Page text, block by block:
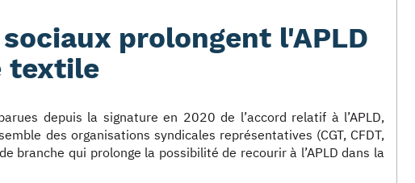
prolongent l'APLD
textile
depuis la signature en 2020 de l’accord relatif à l’APLD,
des organisations syndicales représentatives (CGT, CFDT,
branche qui prolonge la possibilité de recourir à l’APLD dans la